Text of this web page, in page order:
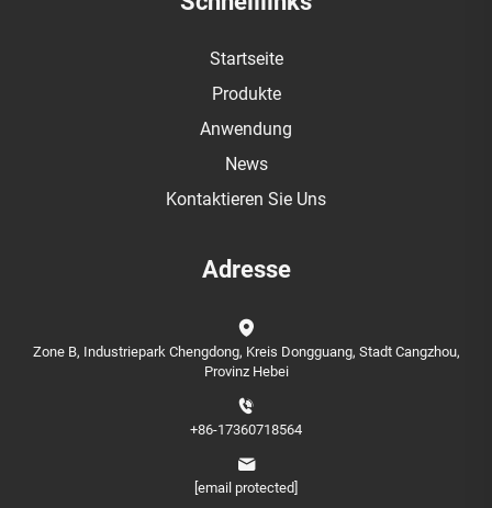
Startseite
Produkte
Anwendung
News
Kontaktieren Sie Uns
Adresse
Zone B, Industriepark Chengdong, Kreis Dongguang, Stadt Cangzhou,
Provinz Hebei
+86-17360718564
[email protected]